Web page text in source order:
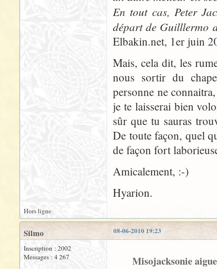
En tout cas, Peter
départ de Guilllermo
Elbakin.net, 1er juin
Mais, cela dit, les
nous sortir du
personne ne
je te laisserai bien
sûr que tu sauras
De toute façon, quel
de façon fort
Amicalement, :-)
Hyarion.
Hors ligne
08-06-2010 19:23
Silmo
Inscription : 2002
Messages : 4 267
Misojacksonie aigue